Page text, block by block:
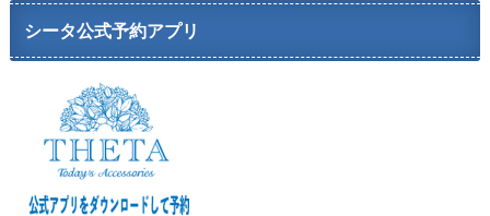
シータ公式予約アプリ